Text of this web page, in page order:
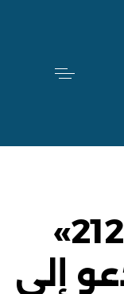
حركة «جيل زد 212»
إلى